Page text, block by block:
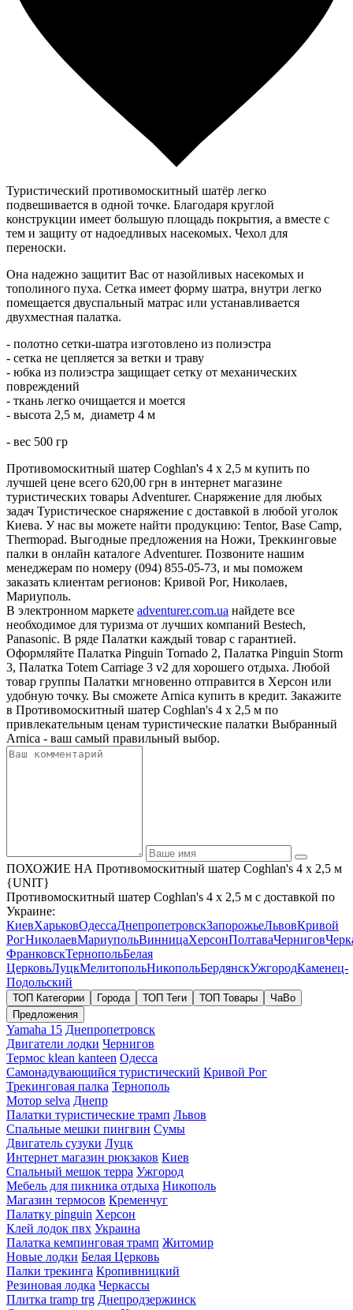
Туристический противомоскитный шатёр легко
подвешивается в одной точке. Благодаря круглой
конструкции имеет большую площадь покрытия, а вместе с
тем и защиту от надоедливых насекомых. Чехол для
переноски.
Она надежно защитит Вас от назойливых насекомых и
тополиного пуха. Сетка имеет форму шатра, внутри легко
помещается двуспальный матрас или устанавливается
двухместная палатка.
- полотно сетки-шатра изготовлено из полиэстра
- сетка не цепляется за ветки и траву
- юбка из полиэстра защищает сетку от механических
повреждений
- ткань легко очищается и моется
- высота 2,5 м, диаметр 4 м
- вес 500 гр
Противомоскитный шатер Coghlan's 4 х 2,5 м купить по
лучшей цене всего 620,00 грн в интернет магазине
туристических товары Adventurer. Снаряжение для любых
задач Туристическое снаряжение с доставкой в любой уголок
Киева. У нас вы можете найти продукцию: Tentor, Base Camp,
Thermopad. Выгодные предложения на Ножи, Треккинговые
палки в онлайн каталоге Adventurer. Позвоните нашим
менеджерам по номеру (094) 855-05-73, и мы поможем
заказать клиентам регионов: Кривой Рог, Николаев,
Мариуполь.
В электронном маркете adventurer.com.ua найдете все
необходимое для туризма от лучших компаний Bestech,
Panasonic. В ряде Палатки каждый товар с гарантией.
Оформляйте Палатка Pinguin Tornado 2, Палатка Pinguin Storm
3, Палатка Totem Carriage 3 v2 для хорошего отдыха. Любой
товар группы Палатки мгновенно отправится в Херсон или
удобную точку. Вы сможете Arnica купить в кредит. Закажите
в Противомоскитный шатер Coghlan's 4 х 2,5 м по
привлекательным ценам туристические палатки Выбранный
Arnica - ваш самый правильный выбор.
ПОХОЖИЕ НА Противомоскитный шатер Coghlan's 4 х 2,5 м
{UNIT}
Противомоскитный шатер Coghlan's 4 х 2,5 м с доставкой по
Украине:
КиевХарьковОдессаДнепропетровскЗапорожьеЛьвовКривой
РогНиколаевМариупольВинницаХерсонПолтаваЧернигов
ФранковскТернопольБелая
ЦерковьЛуцкМелитопольНикопольБердянскУжгородКаменец-
Подольский
ТОП Категории Города ТОП Теги ТОП Товары
ЧаВо
Предложения
Yamaha 15 Днепропетровск
Двигатели лодки Чернигов
Термос klean kanteen Одесса
Самонадувающийся туристический Кривой Рог
Трекинговая палка Тернополь
Мотор selva Днепр
Палатки туристические трамп Львов
Спальные мешки пингвин Сумы
Двигатель сузуки Луцк
Интернет магазин рюкзаков Киев
Спальный мешок терра Ужгород
Мебель для пикника отдыха Никополь
Магазин термосов Кременчуг
Палатку pinguin Херсон
Клей лодок пвх Украина
Палатка кемпинговая трамп Житомир
Новые лодки Белая Церковь
Палки трекинга Кропивницкий
Резиновая лодка Черкассы
Плитка tramp trg Днепродзержинск